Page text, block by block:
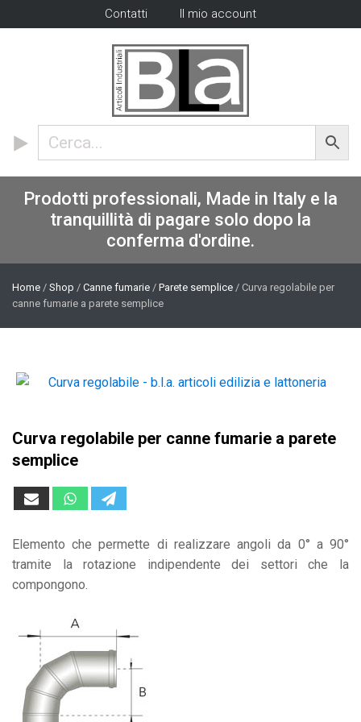
Contatti Il mio account
Prodotti professionali, Made in Italy e la
tranquillità di pagare solo dopo la
conferma d'ordine.
Home / Shop / Canne fumarie / Parete semplice / Curva regolabile per
canne fumarie a parete semplice
Curva regolabile per canne fumarie a parete
semplice
Elemento che permette di realizzare angoli da 0° a 90°
tramite la rotazione indipendente dei settori che la
compongono.